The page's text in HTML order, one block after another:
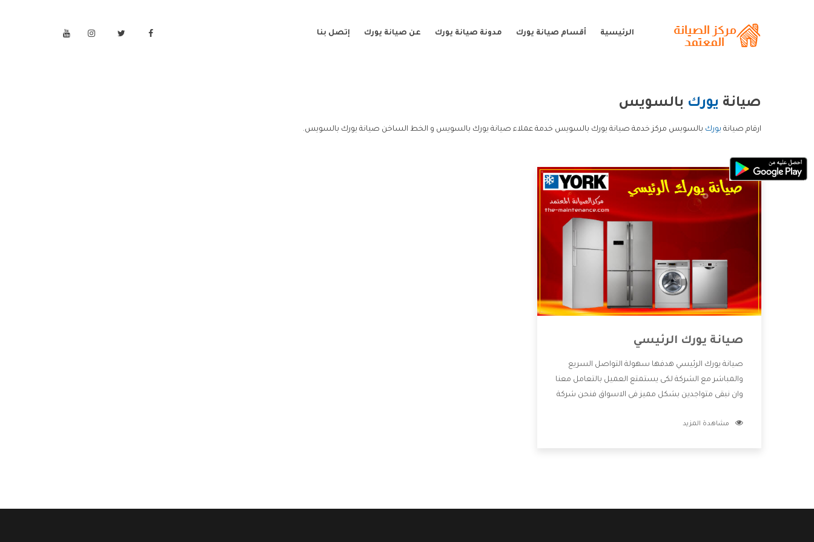
الرئيسية أقسام صيانة يورك مدونة صيانة يورك عن صيانة يورك إتصل بنا
صيانة يورك بالسويس
ارقام صيانة يورك بالسويس مركز خدمة صيانة يورك بالسويس خدمة عملاء صيانة يورك بالسويس و الخط الساخن صيانة يورك بالسويس.
صيانة يورك الرئيسي
صيانة يورك الرئيسي هدفها سهولة التواصل السريع
والمباشر مع الشركة لكى يستمتع العميل بالتعامل معنا
وان نبقى متواجدين بشكل مميز فى الاسواق فنحن شركة
بالخدمات التى تنفرد الشركة بها والتى تكون منها خدمة
مشاهدة المزيد